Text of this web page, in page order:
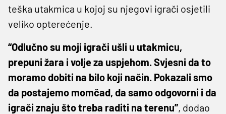
teška utakmica u kojoj su njegovi igrači osjetili
veliko opterećenje.
“Odlučno su moji igrači ušli u utakmicu,
prepuni žara i volje za uspjehom. Svjesni da to
moramo dobiti na bilo koji način. Pokazali smo
da postajemo momčad, da samo odgovorni i da
igrači znaju što treba raditi na terenu”, dodao